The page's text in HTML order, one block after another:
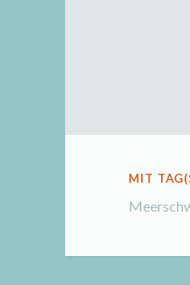
MIT